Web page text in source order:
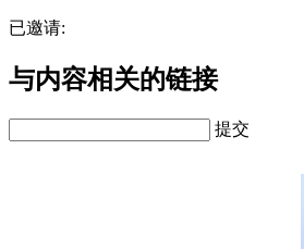
已邀请:
与内容相关的链接
提交